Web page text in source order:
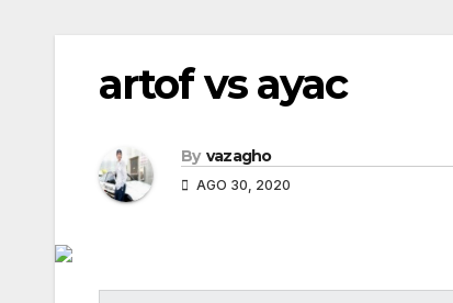
artof vs ayac
By vazagho
AGO 30, 2020